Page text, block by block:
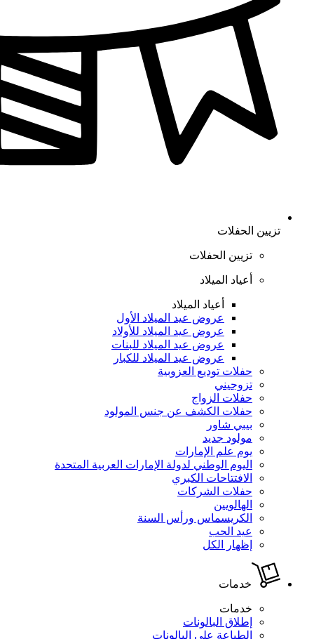
تزيين الحفلات
تزيين الحفلات
أعياد الميلاد
أعياد الميلاد
عروض عيد الميلاد الأول
عروض عيد الميلاد للأولاد
عروض عيد الميلاد للبنات
عروض عيد الميلاد للكبار
حفلات توديع العزوبية
تزوجيني
حفلات الزواج
حفلات الكشف عن جنس المولود
بيبي شاور
مولود جديد
يوم علم الإمارات
اليوم الوطني لدولة الإمارات العربية المتحدة
الافتتاحات الكبري
حفلات الشركات
الهالويين
الكريسماس ورأس السنة
عيد الحب
إظهار الكل
خدمات
خدمات
إطلاق البالونات
الطباعة علي البالونات